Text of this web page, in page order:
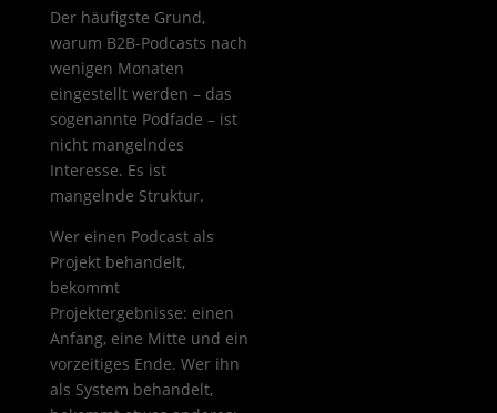
Der häufigste Grund,
warum B2B-Podcasts nach
wenigen Monaten
eingestellt werden – das
sogenannte Podfade – ist
nicht mangelndes
Interesse. Es ist
mangelnde Struktur.
Wer einen Podcast als
Projekt behandelt,
bekommt
Projektergebnisse: einen
Anfang, eine Mitte und ein
vorzeitiges Ende. Wer ihn
als System behandelt,